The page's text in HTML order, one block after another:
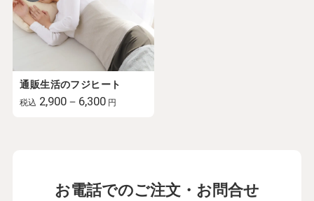
通販生活のフジヒート
税込 2,900－6,300 円
お電話でのご注文・お問合せ